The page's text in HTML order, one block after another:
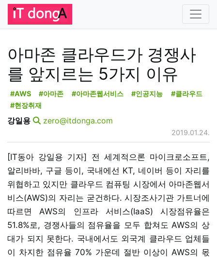
아마존 클라우드가 경쟁사
를 앞지르는 5가지 이유
#AWS #아마존 #아마존웹서비스 #인공지능
#클라우드
#현장취재
강일용 zero@itdonga.com
2019.01.24.
[IT동아 강일용 기자] 전 세계적으론 마이크로소프트,
알리바바, 구글 등이, 국내에선 KT, 네이버 등이 자리를
위협하고 있지만 클라우드 컴퓨팅 시장에서 아마존웹서
비스(AWS)의 자리는 굳건하다. 시장조사기관 가트너에
따르면 AWS의 인프라 서비스(IaaS) 시장점유율은
51.8%로, 경쟁사들의 점유율을 모두 합쳐도 AWS의 상
대가 되지 못한다. 국내에서도 외국계 클라우드 업체들
이 차지한 점유율 70% 가운데 절반 이상이 AWS의 몫